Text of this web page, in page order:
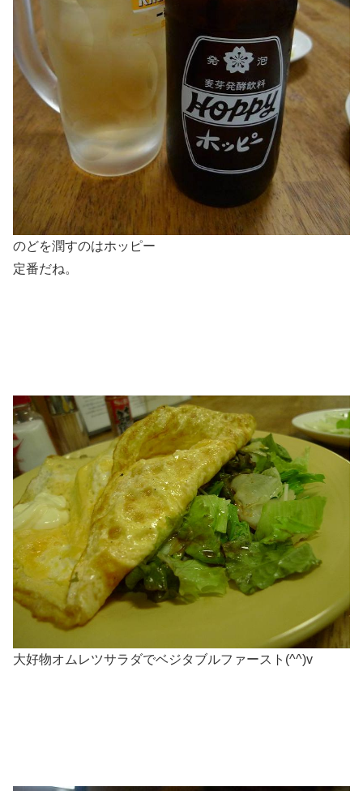
のどを潤すのはホッピー
定番だね。
大好物オムレツサラダでベジタブルファースト(^^)v